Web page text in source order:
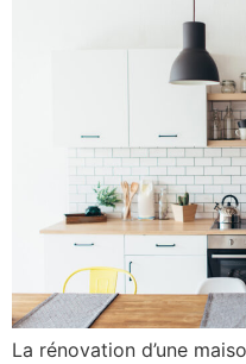
La rénovation d’une